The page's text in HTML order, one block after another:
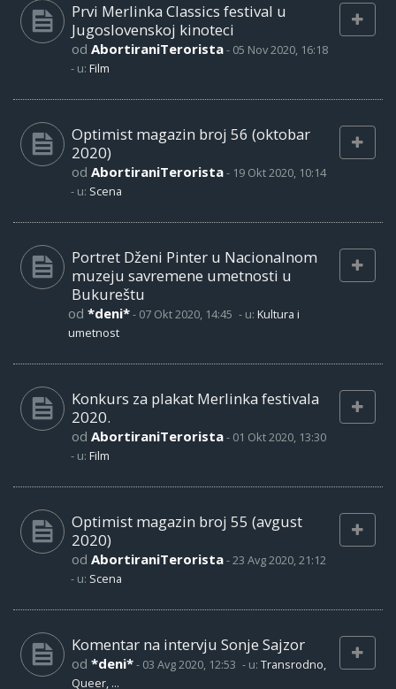
Prvi Merlinka Classics festival u
Jugoslovenskoj kinoteci
od AbortiraniTerorista- 05 Nov 2020, 16:18
- u: Film
Optimist magazin broj 56 (oktobar
2020)
od AbortiraniTerorista- 19 Okt 2020, 10:14
- u: Scena
Portret Dženi Pinter u Nacionalnom
muzeju savremene umetnosti u
Bukureštu
od *deni*- 07 Okt 2020, 14:45 - u: Kultura i
umetnost
Konkurs za plakat Merlinka festivala
2020.
od AbortiraniTerorista- 01 Okt 2020, 13:30
- u: Film
Optimist magazin broj 55 (avgust
2020)
od AbortiraniTerorista-23 Avg 2020, 21:12
- u: Scena
Komentar na intervju Sonje Sajzor
od *deni*- 03 Avg 2020, 12:53 - u: Transrodno,
Queer, ...